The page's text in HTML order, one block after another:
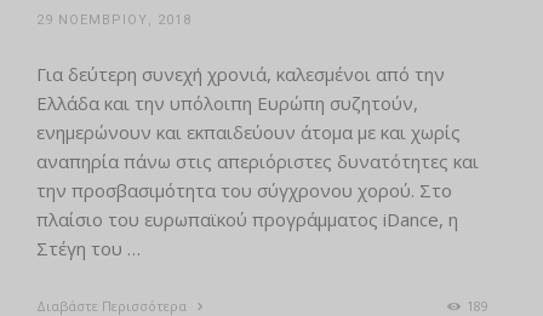
29 ΝΟΕΜΒΡΊΟΥ, 2018
Για δεύτερη συνεχή χρονιά, καλεσμένοι από την
Ελλάδα και την υπόλοιπη Ευρώπη συζητούν,
ενημερώνουν και εκπαιδεύουν άτομα με και χωρίς
αναπηρία πάνω στις απεριόριστες δυνατότητες και
την προσβασιμότητα του σύγχρονου χορού. Στο
πλαίσιο του ευρωπαϊκού προγράμματος iDance, η
Στέγη του …
Διαβάστε Περισσότερα 189